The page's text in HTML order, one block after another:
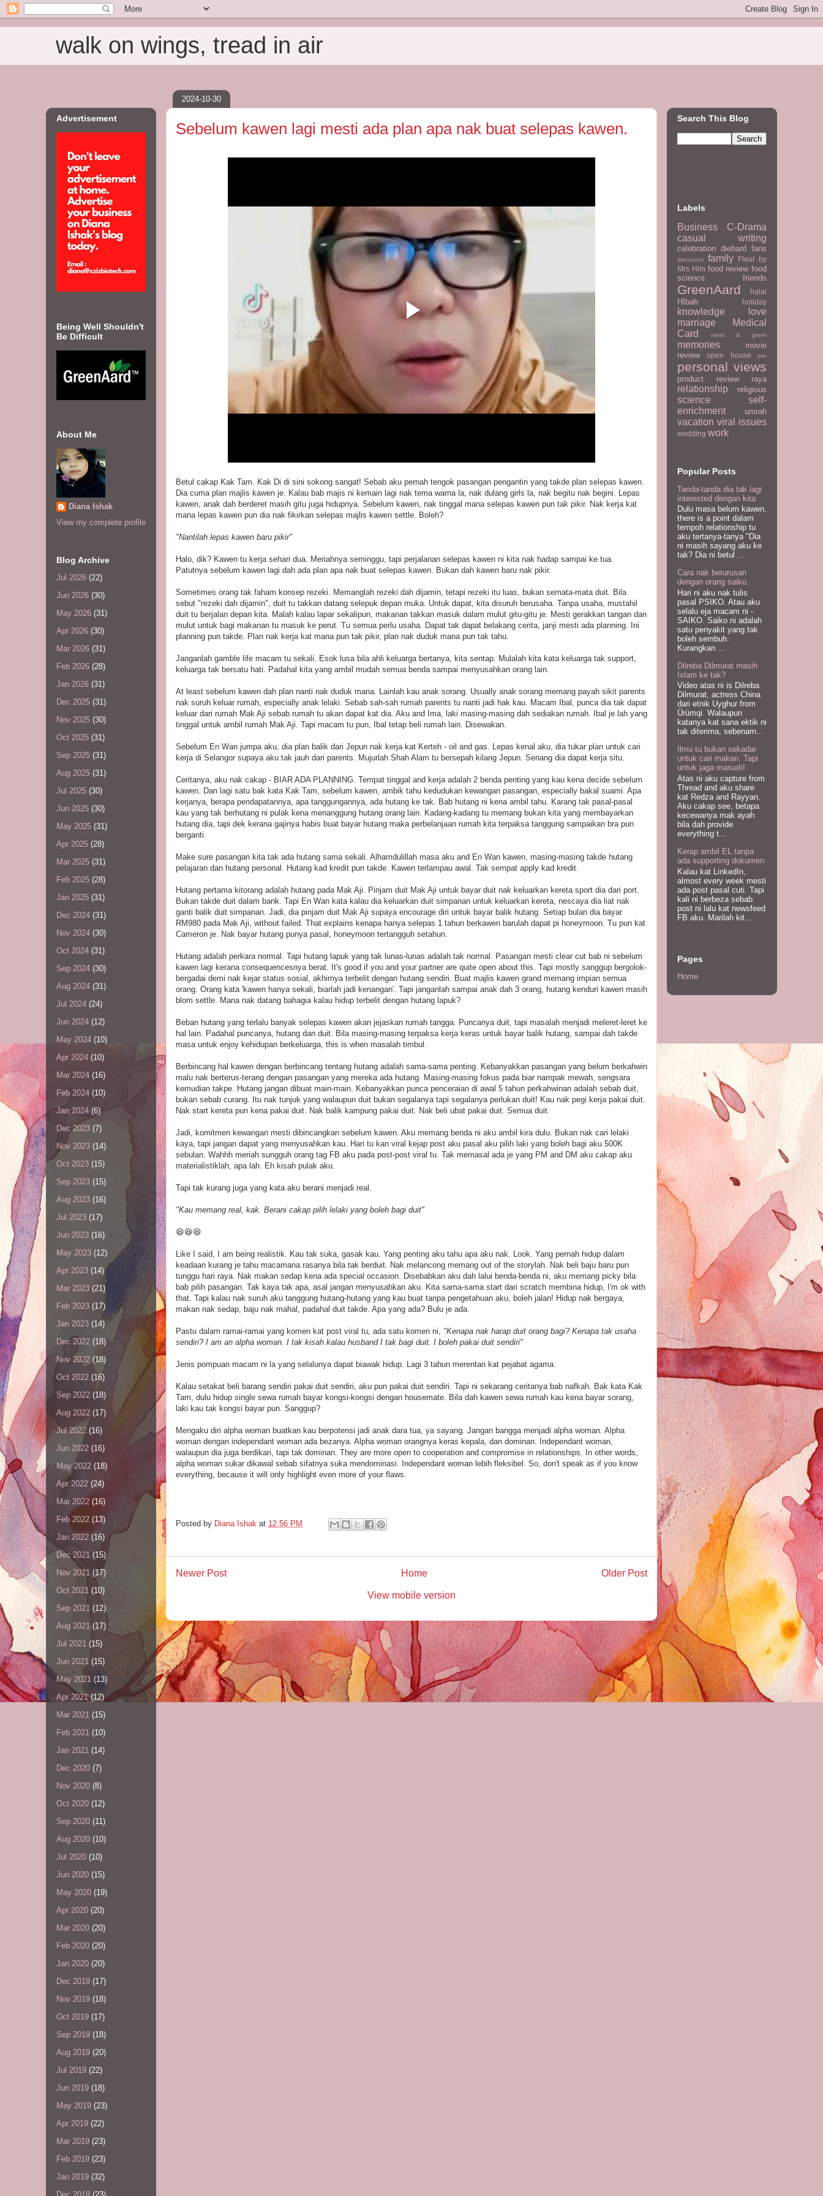
walk on wings, tread in air
2024-10-30
Sebelum kawen lagi mesti ada plan apa nak buat selepas kawen.
Betul cakap Kak Tam. Kak Di di sini sokong sangat! Sebab aku pernah tengok pasangan pengantin yang takde plan selepas kawen.
Dia cuma plan majlis kawen je. Kalau bab majis ni kemain lagi nak tema warna la, nak dulang girls la, nak begitu nak begini. Lepas
kawen, anak dah berderet masih gitu juga hidupnya. Sebelum kawen, nak tinggal mana selepas kawen pun tak pikir. Nak kerja kat
mana lepas kawen pun dia nak fikirkan selepas majlis kawen settle. Boleh?
"Nantilah lepas kawen baru pikir"
Halo, dik? Kawen tu kerja sehari dua. Meriahnya seminggu, tapi perjalanan selepas kawen ni kita nak hadap sampai ke tua.
Patutnya sebelum kawen lagi dah ada plan apa nak buat selepas kawen. Bukan dah kawen baru nak pikir.
Sometimes orang tak faham konsep rezeki. Memanglah rezeki dah dijamin, tetapi rezeki itu luas, bukan semata-mata duit. Bila
sebut "rezeki dah dijamin", duit tu takkan datang selepuk depan muka. Untuk dapat, kita disuruh berusaha. Tanpa usaha, mustahil
duit tu berjalan depan kita. Malah kalau lapar sekalipun, makanan takkan masuk dalam mulut gitu-gitu je. Mesti gerakkan tangan dan
mulut untuk bagi makanan tu masuk ke perut. Tu semua perlu usaha. Dapat tak dapat belakang cerita, janji mesti ada planning. Ini
planning pun takde. Plan nak kerja kat mana pun tak pikir, plan nak duduk mana pun tak tahu.
Janganlah gamble life macam tu sekali. Esok lusa bila ahli keluarga bertanya, kita sentap. Mulalah kita kata keluarga tak support,
keluarga tak bersatu hati. Padahal kita yang ambil mudah semua benda sampai menyusahkan orang lain.
At least sebelum kawen dah plan nanti nak duduk mana. Lainlah kau anak sorang. Usually anak sorang memang payah sikit parents
nak suruh keluar rumah, especially anak lelaki. Sebab sah-sah rumah parents tu nanti jadi hak kau. Macam Ibal, punca dia tak dapat
keluar dari rumah Mak Aji sebab rumah tu akan dapat kat dia. Aku and Ima, laki masing-masing dah sediakan rumah. Ibal je lah yang
tinggal untuk ambil rumah Mak Aji. Tapi macam tu pun, Ibal tetap beli rumah lain. Disewakan.
Sebelum En Wan jumpa aku, dia plan balik dari Jepun nak kerja kat Kerteh - oil and gas. Lepas kenal aku, dia tukar plan untuk cari
kerja di Selangor supaya aku tak jauh dari parents. Mujurlah Shah Alam tu bersepah kilang Jepun. Senang dia dapat kerja situ.
Ceritanya, aku nak cakap - BIAR ADA PLANNING. Tempat tinggal and kerja adalah 2 benda penting yang kau kena decide sebelum
kawen. Dan lagi satu bak kata Kak Tam, sebelum kawen, ambik tahu kedudukan kewangan pasangan, especially bakal suami. Apa
kerjanya, berapa pendapatannya, apa tanggungannya, ada hutang ke tak. Bab hutang ni kena ambil tahu. Karang tak pasal-pasal
kau yang tak berhutang ni pulak kena menanggung hutang orang lain. Kadang-kadang tu memang bukan kita yang membayarkan
hutang dia, tapi dek kerana gajinya habis buat bayar hutang maka perbelanjaan rumah kita terpaksa tanggung sampaikan bra pun
berganti.
Make sure pasangan kita tak ada hutang sama sekali. Alhamdulillah masa aku and En Wan kawen, masing-masing takde hutang
pelajaran dan hutang personal. Hutang kad kredit pun takde. Kawen terlampau awal. Tak sempat apply kad kredit.
Hutang pertama kitorang adalah hutang pada Mak Aji. Pinjam duit Mak Aji untuk bayar duit nak keluarkan kereta sport dia dari port.
Bukan takde duit dalam bank. Tapi En Wan kata kalau dia keluarkan duit simpanan untuk keluarkan kereta, nescaya dia liat nak
ganti balik duit simpanan. Jadi, dia pinjam duit Mak Aji supaya encourage diri untuk bayar balik hutang. Setiap bulan dia bayar
RM980 pada Mak Aji, without failed. That explains kenapa hanya selepas 1 tahun berkawen barulah dapat pi honeymoon. Tu pun kat
Cameron je. Nak bayar hutang punya pasal, honeymoon tertangguh setahun.
Hutang adalah perkara normal. Tapi hutang lapuk yang tak lunas-lunas adalah tak normal. Pasangan mesti clear cut bab ni sebelum
kawen lagi kerana consequencesnya berat. It's good if you and your partner are quite open about this. Tapi mostly sanggup bergolok-
bergadai demi nak kejar status sosial, akhirnya terbelit dengan hutang sendiri. Buat majlis kawen grand memang impian semua
orang. Orang kata 'kawen hanya sekali, biarlah jadi kenangan'. Tapi janganlah sampai anak dah 3 orang, hutang kenduri kawen masih
blom settle. Mana nak datang bahagia kalau hidup terbelit dengan hutang lapuk?
Beban hutang yang terlalu banyak selepas kawen akan jejaskan rumah tangga. Puncanya duit, tapi masalah menjadi meleret-leret ke
hal lain. Padahal puncanya, hutang dan duit. Bila masing-masing terpaksa kerja keras untuk bayar balik hutang, sampai dah takde
masa untuk enjoy kehidupan berkeluarga, this is when masalah timbul.
Berbincang hal kawen dengan berbincang tentang hutang adalah sama-sama penting. Kebanyakkan pasangan yang belum berkahwin
malu nak berterus-terang dengan pasangan yang mereka ada hutang. Masing-masing fokus pada biar nampak mewah, sengsara
kemudian takpe. Hutang jangan dibuat main-main. Kebanyakkan punca penceraian di awal 5 tahun perkahwinan adalah sebab duit,
bukan sebab curang. Itu nak tunjuk yang walaupun duit bukan segalanya tapi segalanya perlukan duit! Kau nak pegi kerja pakai duit.
Nak start kereta pun kena pakai duit. Nak balik kampung pakai duit. Nak beli ubat pakai duit. Semua duit.
Jadi, komitmen kewangan mesti dibincangkan sebelum kawen. Aku memang benda ni aku ambil kira dulu. Bukan nak cari lelaki
kaya, tapi jangan dapat yang menyusahkan kau. Hari tu kan viral kejap post aku pasal aku pilih laki yang boleh bagi aku 500K
sebulan. Wahhh meriah sungguh orang tag FB aku pada post-post viral tu. Tak memasal ada je yang PM and DM aku cakap aku
materialistiklah, apa lah. Eh kisah pulak aku.
Tapi tak kurang juga yang kata aku berani menjadi real.
"Kau memang real, kak. Berani cakap pilih lelaki yang boleh bagi duit"
😆😆😆
Like I said, I am being realistik. Kau tak suka, gasak kau. Yang penting aku tahu apa aku nak. Look. Yang pernah hidup dalam
keadaan kurang je tahu macamana rasanya bila tak berduit. Nak melancong memang out of the storylah. Nak beli baju baru pun
tunggu hari raya. Nak makan sedap kena ada special occasion. Disebabkan aku dah lalui benda-benda ni, aku memang picky bila
bab pilih pasangan. Tak kaya tak apa, asal jangan menyusahkan aku. Kita sama-sama start dari scratch membina hidup, I'm ok with
that. Tapi kalau nak suruh aku tanggung hutang-hutang yang kau buat tanpa pengetahuan aku, boleh jalan! Hidup nak bergaya,
makan nak sedap, baju nak mahal, padahal duit takde. Apa yang ada? Bulu je ada.
Pastu dalam ramai-ramai yang komen kat post viral tu, ada satu komen ni, "Kenapa nak harap duit orang bagi? Kenapa tak usaha
sendiri? I am an alpha woman. I tak kisah kalau husband I tak bagi duit. I boleh pakai duit sendiri"
Jenis pompuan macam ni la yang selalunya dapat biawak hidup. Lagi 3 tahun merentan kat pejabat agama.
Kalau setakat beli barang sendiri pakai duit sendiri, aku pun pakai duit sendiri. Tapi ni sekarang ceritanya bab nafkah. Bak kata Kak
Tam, dulu hidup single sewa rumah bayar kongsi-kongsi dengan housemate. Bila dah kawen sewa rumah kau kena bayar sorang,
laki kau tak kongsi bayar pun. Sanggup?
Mengaku diri alpha woman buatkan kau berpotensi jadi anak dara tua, ya sayang. Jangan bangga menjadi alpha woman. Alpha
woman dengan independant woman ada bezanya. Alpha woman orangnya keras kepala, dan dominan. Independant woman,
walaupun dia juga berdikari, tapi tak dominan. They are more open to cooperation and compromise in relationships. In other words,
alpha woman sukar dikawal sebab sifatnya suka mendominasi. Independant woman lebih fleksibel. So, don't speak as if you know
everything, because it will only highlight even more of your flaws.
Posted by Diana Ishak at 12:56 PM
Newer Post Older Post
Home
View mobile version
Advertisement
Being Well Shouldn't
Be Difficult
About Me
Diana Ishak
View my complete profile
Blog Archive
Jul 2026 (22)
Jun 2026 (30)
May 2026 (31)
Apr 2026 (30)
Mar 2026 (31)
Feb 2026 (28)
Jan 2026 (31)
Dec 2025 (31)
Nov 2025 (30)
Oct 2025 (31)
Sep 2025 (31)
Aug 2025 (31)
Jul 2025 (30)
Jun 2025 (30)
May 2025 (31)
Apr 2025 (28)
Mar 2025 (31)
Feb 2025 (28)
Jan 2025 (31)
Dec 2024 (31)
Nov 2024 (30)
Oct 2024 (31)
Sep 2024 (30)
Aug 2024 (31)
Jul 2024 (24)
Jun 2024 (12)
May 2024 (10)
Apr 2024 (10)
Mar 2024 (16)
Feb 2024 (10)
Jan 2024 (6)
Dec 2023 (7)
Nov 2023 (14)
Oct 2023 (15)
Sep 2023 (15)
Aug 2023 (16)
Jul 2023 (17)
Jun 2023 (16)
May 2023 (12)
Apr 2023 (14)
Mar 2023 (21)
Feb 2023 (17)
Jan 2023 (14)
Dec 2022 (18)
Nov 2022 (18)
Oct 2022 (16)
Sep 2022 (18)
Aug 2022 (17)
Jul 2022 (16)
Jun 2022 (16)
May 2022 (18)
Apr 2022 (24)
Mar 2022 (16)
Feb 2022 (13)
Jan 2022 (16)
Dec 2021 (15)
Nov 2021 (17)
Oct 2021 (10)
Sep 2021 (12)
Aug 2021 (17)
Jul 2021 (15)
Jun 2021(15)
May 2021 (13)
Apr 2021(12)
Mar 2021 (15)
Feb 2021 (10)
Jan 2021 (14)
Dec 2020 (7)
Nov 2020 (8)
Oct 2020 (12)
Sep 2020 (11)
Aug 2020 (10)
Jul 2020 (10)
Jun 2020 (15)
May 2020 (19)
Apr 2020 (20)
Mar 2020 (20)
Feb 2020 (20)
Jan 2020 (20)
Dec 2019 (17)
Nov 2019 (18)
Oct 2019 (17)
Sep 2019 (18)
Aug 2019 (20)
Jul 2019 (22)
Jun 2019 (18)
May 2019 (23)
Apr 2019 (22)
Mar 2019 (23)
Feb 2019 (23)
Jan 2019 (32)
Search This Blog
Labels
Business
C-Drama
casual writing
celebration diehard fans
discounts family
Fleur by
Mrs Him food review food
science
friends
GreenAard halal
HIbah holiday
knowledge
love
marriage
Medical
Card
meet & greet
memories
movie
review
open house per
personal views
product review raya
relationship religious
science
self-
enrichment
umrah
vacation viral issues
wedding work
Popular Posts
Tanda-tanda dia tak lagi
interested dengan kita
Dulu masa belum kawen,
there is a point dalam
tempoh relationship tu
aku tertanya-tanya "Dia
ni masih sayang aku ke
tak? Dia ni betul ...
Cara nak berurusan
dengan orang saiko.
Hari ni aku nak tulis
pasal PSIKO. Atau aku
selalu eja macam ni -
SAIKO. Saiko ni adalah
satu penyakit yang tak
boleh sembuh.
Kurangkan ...
Dilreba Dilmurat masih
Islam ke tak?
Video atas ni is Dilreba
Dilmurat, actress China
dari etnik Uyghur from
Ürümqi. Walaupun
katanya kat sana ektik ni
tak diterima, sebenarn...
Ilmu tu bukan sekadar
untuk cari makan. Tapi
untuk jaga maruah!
Atas ni aku capture from
Thread and aku share
kat Redza and Rayyan.
Aku cakap see, betapa
kecewanya mak ayah
bila dah provide
everything t...
Kerap ambil EL tanpa
ada supporting dokumen
Kalau kat LinkedIn,
almost every week mesti
ada post pasal cuti. Tapi
kali ni berbeza sebab
post ni lalu kat newsfeed
FB aku. Marilah kit...
Pages
Home